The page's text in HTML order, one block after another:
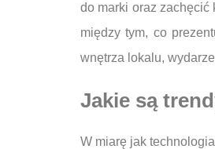
do marki oraz zachęcić
między tym, co
wnętrza lokalu,
Jakie są
W miarę jak